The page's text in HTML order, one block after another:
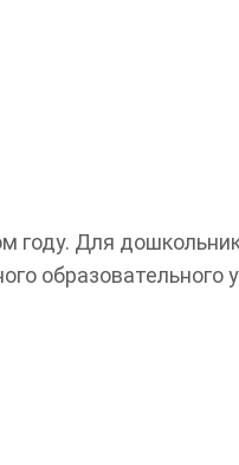
году. Для